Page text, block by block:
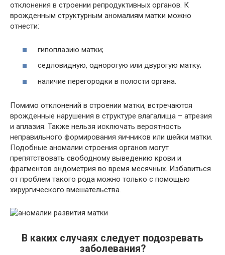
отклонения в строении репродуктивных органов. К
врожденным структурным аномалиям матки можно
отнести:
гипоплазию матки;
седловидную, однорогую или двурогую матку;
наличие перегородки в полости органа.
Помимо отклонений в строении матки, встречаются
врожденные нарушения в структуре влагалища – атрезия
и аплазия. Также нельзя исключать вероятность
неправильного формирования яичников или шейки матки.
Подобные аномалии строения органов могут
препятствовать свободному выведению крови и
фрагментов эндометрия во время месячных. Избавиться
от проблем такого рода можно только с помощью
хирургического вмешательства.
В каких случаях следует подозревать
заболевания?